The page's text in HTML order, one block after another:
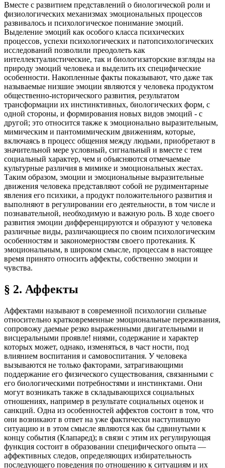
Вместе с развитием представлений о биологической роли и
физиологических механизмах эмоциональных процессов
развивалось и психологическое понимание эмоций.
Выделение эмоций как особого класса психических
процессов, успехи психологических и патопсихологических
исследований позволили преодолеть как
интеллектуалистические, так и биологизаторские взгляды на
природу эмоций человека и выделить их специфические
особенности. Накопленные факты показывают, что даже так
называемые низшие эмоции являются у человека продуктом
общественно-исторического развития, результатом
трансформации их инстинктивных, биологических форм, с
одной стороны, и формирования новых видов эмоций - с
другой; это относится также к эмоционально выразительным,
мимическим и пантомимическим движениям, которые,
включаясь в процесс общения между людьми, приобретают в
значительной мере условный, сигнальный и вместе с тем
социальный характер, чем и объясняются отмечаемые
культурные различия в мимике и эмоциональных жестах.
Таким образом, эмоции и эмоциональные выразительные
движения человека представляют собой не рудиментарные
явления его психики, а продукт положительного развития и
выполняют в регулировании его деятельности, в том числе и
познавательной, необходимую и важную роль. В ходе своего
развития эмоции дифференцируются и образуют у человека
различные виды, различающиеся по своим психологическим
особенностям и закономерностям своего протекания. К
эмоциональным, в широком смысле, процессам в настоящее
время принято относить аффекты, собственно эмоции и
чувства.
§ 2. Аффекты
Аффектами называют в современной психологии сильные
относительно кратковременные эмоциональные переживания,
сопровожу даемые резко выраженными двигательными и
висцеральными проявле! ниями, содержание и характер
которых может, однако, изменяться, в част ности, под
влиянием воспитания и самовоспитания. У человека
вызываются не только факторами, затрагивающими
поддержание его физического существования, связанными с
его биологическими потребностями и инстинктами. Они
могут возникать также в складывающихся социальных
отношениях, например в результате социальных оценок и
санкций. Одна из особенностей аффектов состоит в том, что
они возникают в ответ на уже фактически наступившую
ситуацию и в этом смысле являются как бы сдвинутыми к
концу события (Клапаред); в связи с этим их регулирующая
функция состоит в образовании специфического опыта —
аффективных следов, определяющих избирательность
последующего поведения по отношению к ситуациям и их